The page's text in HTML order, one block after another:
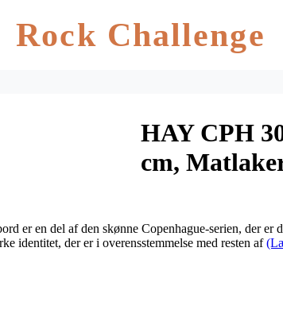
Rock Challenge
HAY CPH
cm,
er en del af den skønne Copenhague-serien, der
identitet, der er i overensstemmelse med resten af